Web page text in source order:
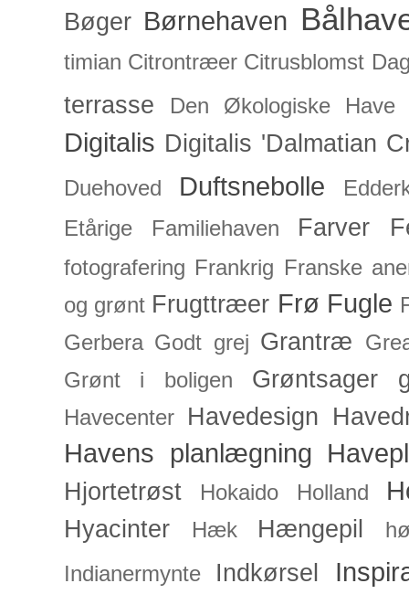
Bøger Børnehaven
timian Citrontræer Citrusblomst
terrasse Den Økologiske Have
Digitalis Digitalis 'Dalmatian
Duehoved Duftsnebolle
Etårige
Familiehaven Farver
fotografering Frankrig
Franske
og grønt Frugttræer Frø Fugle
Gerbera Godt grej Grantræ
Grønt i boligen
Grøntsager
Havecenter Havedesign
Havens planlægning
Hjortetrøst Hokaido Holland
Hyacinter Hæk Hængepil
Indianermynte
Indkørsel